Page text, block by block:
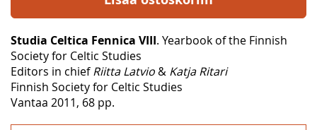
Studia Celtica Fennica VIII. Yearbook of the Finnish
Society for Celtic Studies
Editors in chiefRiitta Latvio & Katja Ritari
Finnish Society for Celtic Studies
Vantaa 2011, 68 pp.